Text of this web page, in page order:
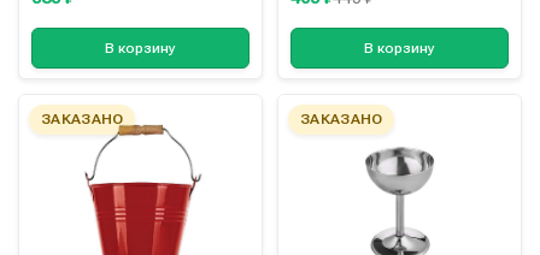
В корзину В корзину
ЗАКАЗАНО ЗАКАЗАНО